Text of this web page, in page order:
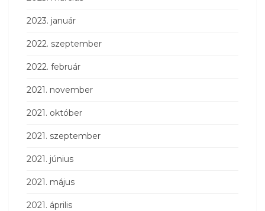
2023. január
2022. szeptember
2022. február
2021. november
2021. október
2021. szeptember
2021. június
2021. május
2021. április